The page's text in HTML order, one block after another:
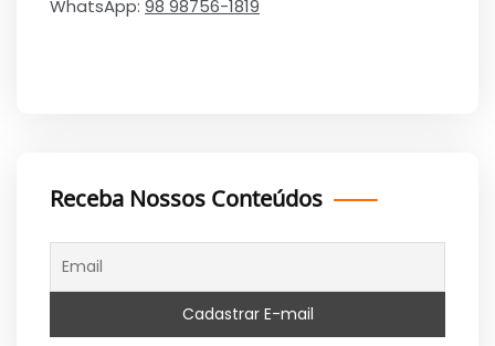
WhatsApp: 98 98756-1819
Receba Nossos Conteúdos